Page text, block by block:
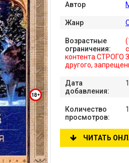
Автор
Жанр
Возрастные
ограничения:
контента СТРОГО
другого,
Дата
добавления:
Количество
просмотров:
ЧИТАТЬ